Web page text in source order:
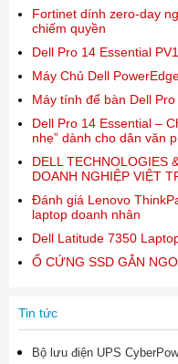
Fortinet dính zero-day
chiếm quyền
Dell Pro 14 Essential
Máy Chủ Dell
Máy tính để bàn Dell
Dell Pro 14 Essential –
nhẹ” dành cho dân văn
DELL TECHNOLOGIES
DOANH NGHIỆP VIỆT
Đánh giá Lenovo
laptop doanh nhân
Dell Latitude 7350
Ổ CỨNG SSD GẮN
Tin tức
Bộ lưu điện UPS